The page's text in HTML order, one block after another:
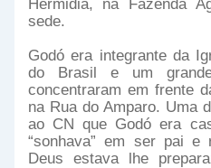
Hermidia, na Fazenda
sede.
Godó era integrante da
do Brasil e um
concentraram em frente
na Rua do Amparo. Uma
ao CN que Godó era
“sonhava” em ser pai e
Deus estava lhe